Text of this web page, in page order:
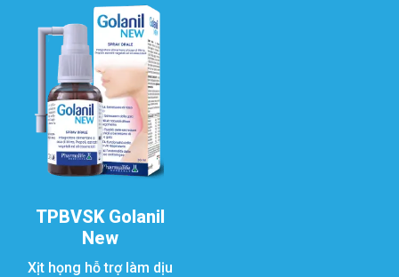
TPBVSK Golanil
New
Xịt họng hỗ trợ làm dịu